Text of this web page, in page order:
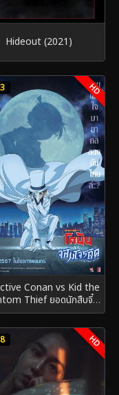
Hideout (2021)
HD
Conan vs Kid the
Thief ยอดนักสืบจิ๋ว
ปะทะ จอมโจรคิด (2024)
HD